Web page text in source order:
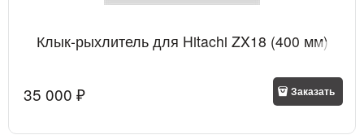
Клык-рыхлитель для Hitachi ZX18 (400 мм)
35 000 ₽ Заказать